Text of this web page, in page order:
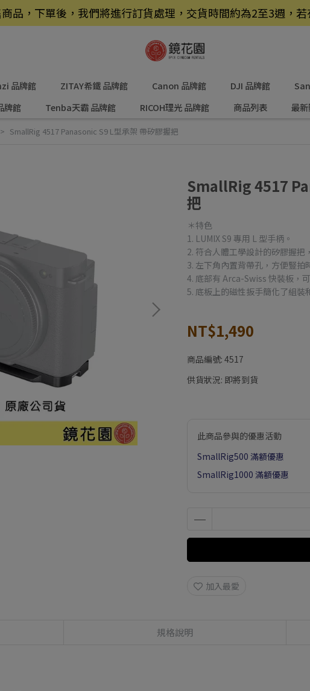
品，下單後，我們將進行訂貨處理，交貨時間約為2至3週，
品牌館 ZITAY希鐵 品牌館 Canon 品牌館 DJI 品牌館
牌館 Tenba天霸 品牌館 RICOH理光 品牌館 商品列表 最
SmallRig 4517 Panasonic S9 L型承架 帶矽膠握把
SmallRig 4517
把
＊特色
1. LUMIX S9 專用 L 型手柄。
2. 符合人體工學設計的矽膠握把
3. 左下角內置背帶孔，方便豎拍
4. 底部有 Arca-Swiss 快裝板，
5. 底板上的磁性扳手簡化了組裝
NT$1,490
商品編號: 4517
供貨狀況: 即將到貨
此商品參與的優惠活動
SmallRig500 滿額優惠
SmallRig1000 滿額優惠
加入最愛
規格說明